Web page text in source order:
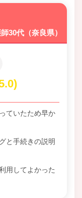
30代（奈良県）
ていたため早か
と手続きの説明
用してよかった